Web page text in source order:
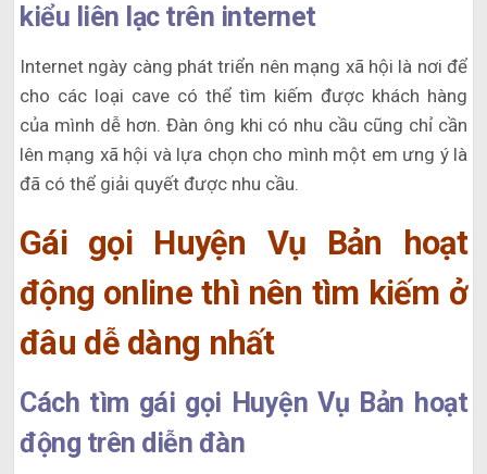
kiểu liên lạc trên internet
Internet ngày càng phát triển nên mạng xã hội là nơi để
cho các loại cave có thể tìm kiếm được khách hàng
của mình dễ hơn. Đàn ông khi có nhu cầu cũng chỉ cần
lên mạng xã hội và lựa chọn cho mình một em ưng ý là
đã có thể giải quyết được nhu cầu.
Gái gọi Huyện Vụ Bản hoạt
động online thì nên tìm kiếm ở
đâu dễ dàng nhất
Cách tìm gái gọi Huyện Vụ Bản hoạt
động trên diễn đàn